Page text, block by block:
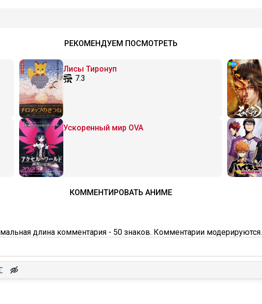
РЕКОМЕНДУЕМ ПОСМОТРЕТЬ
Лисы Тиронуп
7.3
Ускоренный мир OVA
КОММЕНТИРОВАТЬ АНИМЕ
длина комментария - 50 знаков. Комментарии модерируются.